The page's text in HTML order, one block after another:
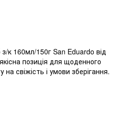
к 160мл/150г San Eduardo від
позиція для щоденного
на свіжість і умови зберігання.